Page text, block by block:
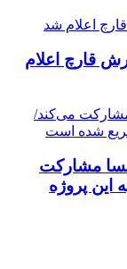
قارچ اعلام
فسا مشارکت
این پروژه